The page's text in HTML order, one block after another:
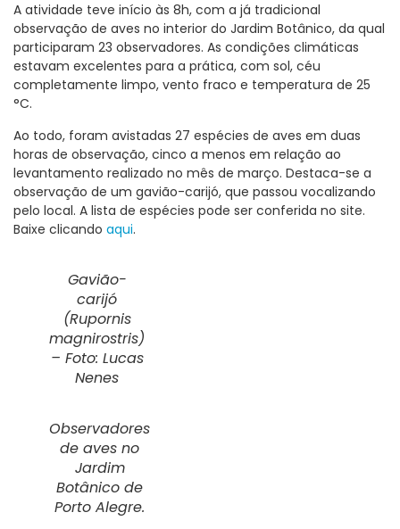
A atividade teve início às 8h, com a já tradicional
observação de aves no interior do Jardim Botânico, da qual
participaram 23 observadores. As condições climáticas
estavam excelentes para a prática, com sol, céu
completamente limpo, vento fraco e temperatura de 25
°C.
Ao todo, foram avistadas 27 espécies de aves em duas
horas de observação, cinco a menos em relação ao
levantamento realizado no mês de março. Destaca-se a
observação de um gavião-carijó, que passou vocalizando
pelo local. A lista de espécies pode ser conferida no site.
Baixe clicando aqui.
Gavião-
carijó
(Rupornis
magnirostris)
– Foto: Lucas
Nenes
Observadores
de aves no
Jardim
Botânico de
Porto Alegre.